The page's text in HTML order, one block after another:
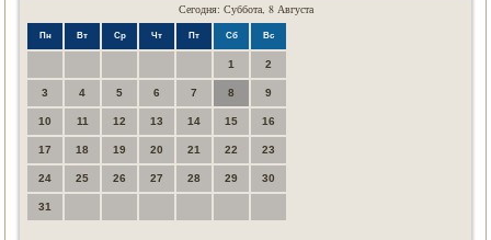
Сегодня: Суббота, 8 Августа
Пн Вт Ср Чт Пт Сб Вс
1 2
3 4 5 6 7 8 9
10 11 12 13 14 15 16
17 18 19 20 21 22 23
24 25 26 27 28 29 30
31